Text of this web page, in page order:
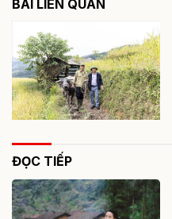
BÀI LIÊN QUAN
ĐỌC TIẾP